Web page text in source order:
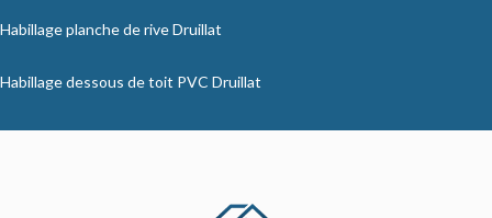
Habillage planche de rive Druillat
Habillage dessous de toit PVC Druillat